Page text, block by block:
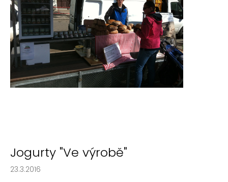
Jogurty "Ve výrobě"
23.3.2016
D
o
p
o
r
u
e